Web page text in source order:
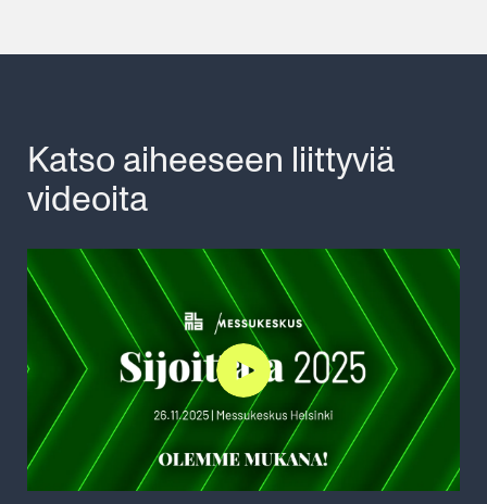
Katso aiheeseen liittyviä
videoita